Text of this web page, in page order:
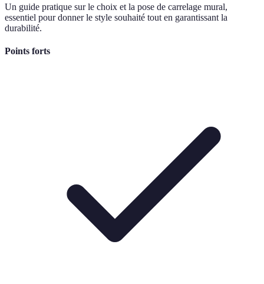
Un guide pratique sur le choix et la pose de carrelage mural,
essentiel pour donner le style souhaité tout en garantissant la
durabilité.
Points forts